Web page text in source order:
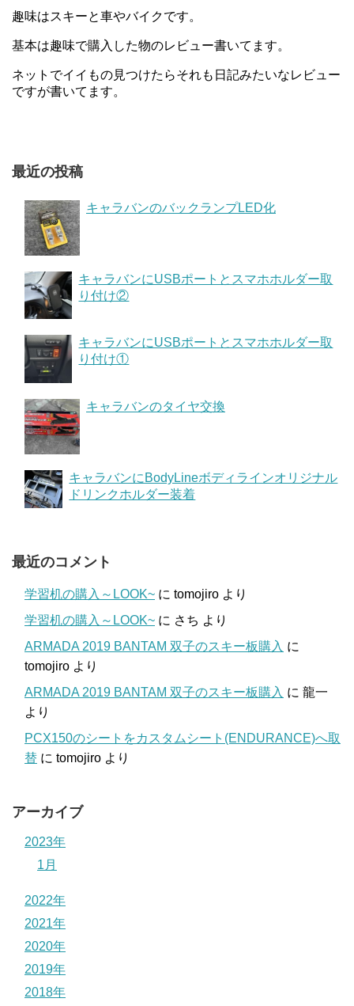
趣味はスキーと車やバイクです。
基本は趣味で購入した物のレビュー書いてます。
ネットでイイもの見つけたらそれも日記みたいなレビュー
ですが書いてます。
最近の投稿
キャラバンのバックランプLED化
キャラバンにUSBポートとスマホホルダー取
り付け②
キャラバンにUSBポートとスマホホルダー取
り付け①
キャラバンのタイヤ交換
キャラバンにBodyLineボディラインオリジナル
ドリンクホルダー装着
最近のコメント
学習机の購入～LOOK~ に tomojiro より
学習机の購入～LOOK~ に さち より
ARMADA 2019 BANTAM 双子のスキー板購入 に
tomojiro より
ARMADA 2019 BANTAM 双子のスキー板購入 に 龍一
より
PCX150のシートをカスタムシート(ENDURANCE)へ取
替 に tomojiro より
アーカイブ
2023年
1月
2022年
2021年
2020年
2019年
2018年